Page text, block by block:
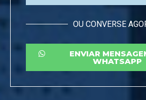
OU CONVERSE
ENVIAR
WHATSAPP